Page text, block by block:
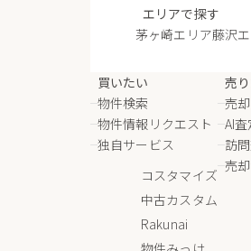
エリアで探す
茅ヶ崎エリア藤沢
買いたい
物件検索
物件情報リクエスト
独自サービス
コスタマイズ
中古カスタム
Rakunai
売
売
AI査
訪
売